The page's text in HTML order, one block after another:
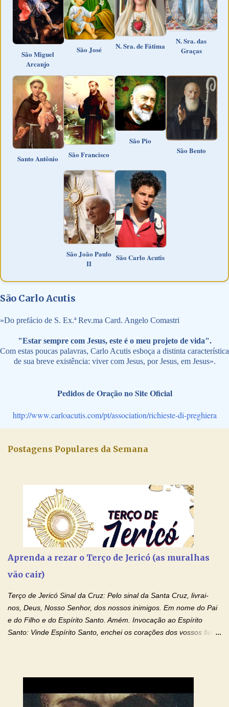
São Miguel
Arcanjo
São José N. Sra. de Fátima
N. Sra. das
Graças
Santo Antônio São Francisco
São Pio
São Bento
São João Paulo
II
São Carlo Acutis
São Carlo Acutis
»Do prefácio de S. Ex.ª Rev.ma Card. Angelo Comastri
"Estar sempre com Jesus, este é o meu projeto de vida".
Com estas poucas palavras, Carlo Acutis esboça a distinta característica
de sua breve existência: viver com Jesus, por Jesus, em Jesus».
Pedidos de Oração no Site Oficial
http://www.carloacutis.com/pt/association/richieste-di-preghiera
Postagens Populares da Semana
Aprenda a rezar o Terço de Jericó (as muralhas
vão cair)
Terço de Jericó Sinal da Cruz: Pelo sinal da Santa Cruz, livrai-
nos, Deus, Nosso Senhor, dos nossos inimigos. Em nome do Pai
e do Filho e do Espírito Santo. Amém. Invocação ao Espírito
Santo: Vinde Espírito Santo, enchei os corações dos vossos fiéis
o mesmo Espírito e gozemos sempre da sua consolação. Por